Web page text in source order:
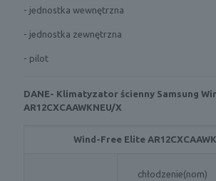
- jednostka wewnętrzna
- jednostka zewnętrzna
- pilot
DANE- Klimatyzator ścienny Samsung
AR12CXCAAWKNEU/X
Wind-Free Elite
chłodzenie(nom)